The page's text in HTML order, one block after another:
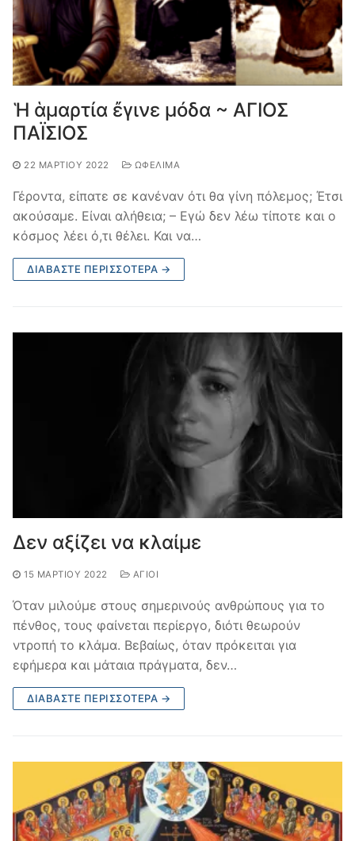
Ἡ ἁμαρτία ἔγινε μόδα ~ ΑΓΙΟΣ
ΠΑΪΣΙΟΣ
22 ΜΑΡΤΊΟΥ 2022 ΩΦΈΛΙΜΑ
Γέροντα, είπατε σε κανέναν ότι θα γίνη πόλεμος; Έτσι
ακούσαμε. Είναι αλήθεια; – Εγώ δεν λέω τίποτε και ο
κόσμος λέει ό,τι θέλει. Και να…
ΔΙΑΒΆΣΤΕ ΠΕΡΙΣΣΌΤΕΡΑ →
Δεν αξίζει να κλαίμε
15 ΜΑΡΤΊΟΥ 2022 ΆΓΙΟΙ
Όταν μιλούμε στους σημερινούς ανθρώπους για το
πένθος, τους φαίνεται περίεργο, διότι θεωρούν
ντροπή το κλάμα. Βεβαίως, όταν πρόκειται για
εφήμερα και μάταια πράγματα, δεν…
ΔΙΑΒΆΣΤΕ ΠΕΡΙΣΣΌΤΕΡΑ →